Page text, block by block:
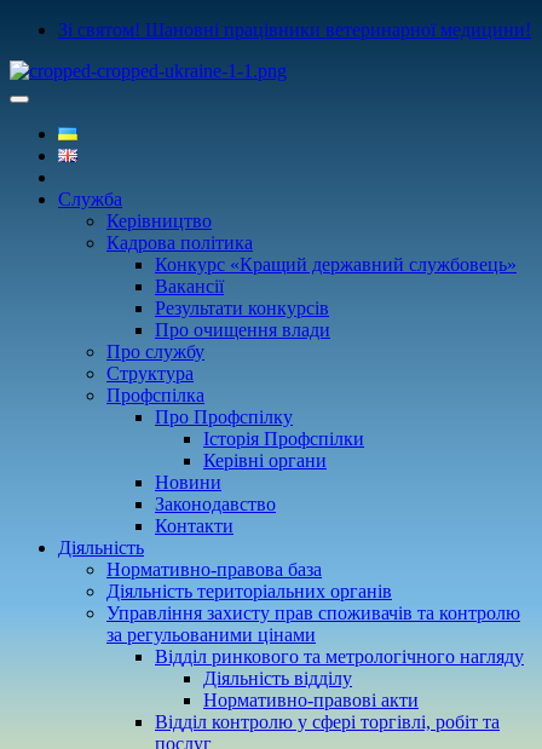
Зі святом! Шановні працівники ветеринарної медицини!
Служба
Керівництво
Кадрова політика
Конкурс «Кращий державний службовець»
Вакансії
Результати конкурсів
Про очищення влади
Про службу
Структура
Профспілка
Про Профспілку
Історія Профспілки
Керівні органи
Новини
Законодавство
Контакти
Діяльність
Нормативно-правова база
Діяльність територіальних органів
Управління захисту прав споживачів та контролю
за регульованими цінами
Відділ ринкового та метрологічного нагляду
Діяльність відділу
Нормативно-правові акти
Відділ контролю у сфері торгівлі, робіт та
послуг